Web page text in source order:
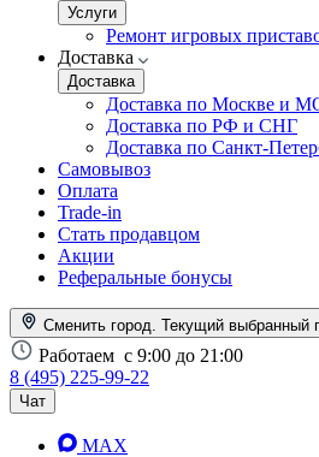
Услуги
Ремонт игровых
Доставка
Доставка
Доставка по Москве и
Доставка по РФ и СНГ
Доставка по Санкт-
Самовывоз
Оплата
Trade-in
Стать продавцом
Акции
Реферальные бонусы
Сменить город. Текущий выбранный
Работаем с 9:00 до 21:00
8 (495) 225-99-22
Чат
MAX